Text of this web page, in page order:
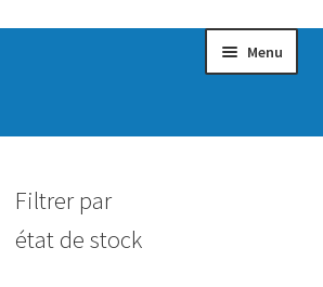
Menu
Filtrer par
état de stock